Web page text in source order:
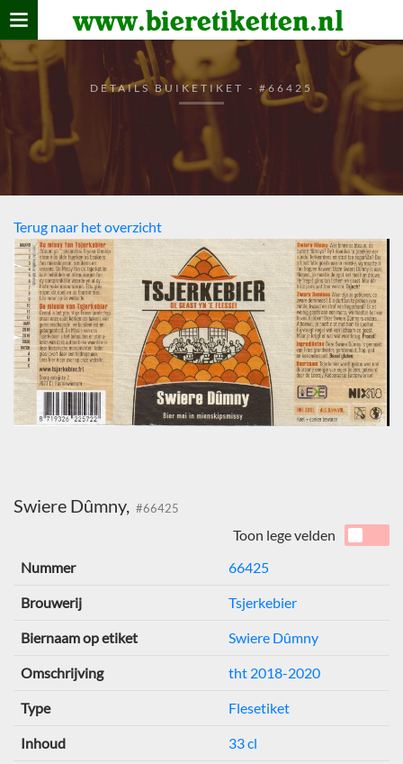
www.bieretiketten.nl
Home
verzamelen
De bierkaart
Bezoekers
DETAILS BUIKETIKET - #66425
Terug naar het overzicht
Swiere Dûmny, #66425
Toon lege velden
Nummer
66425
Brouwerij Tsjerkebier
Biernaam op etiket Swiere Dûmny
Omschrijving tht 2018-2020
Type Flesetiket
Inhoud 33 cl